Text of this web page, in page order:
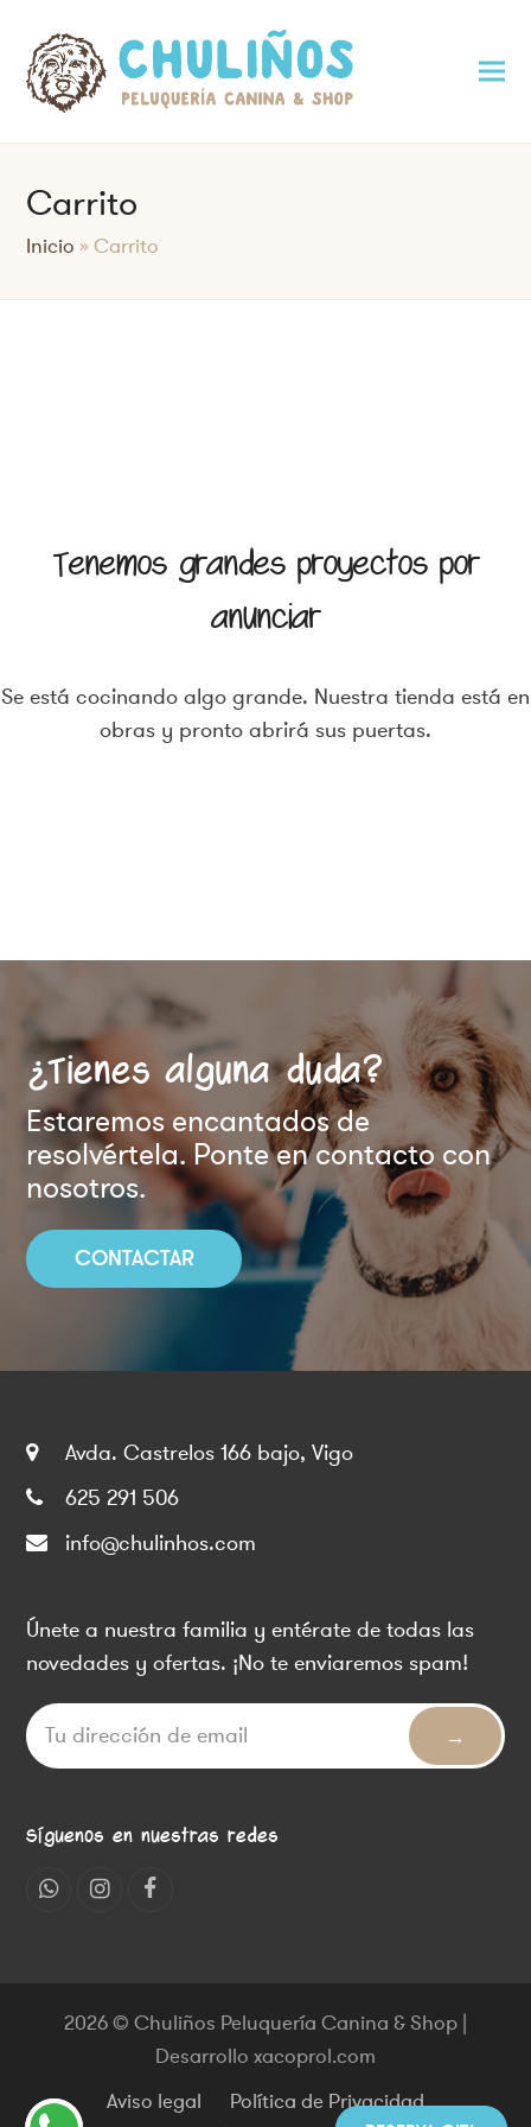
Carrito
Inicio »Carrito
Tenemos grandes proyectos por
anunciar
Se está cocinando algo grande. Nuestra tienda está en
obras y pronto abrirá sus puertas.
¿Tienes alguna duda?
Estaremos encantados de
resolvértela. Ponte en contacto con
nosotros.
CONTACTAR
Avda. Castrelos 166 bajo, Vigo
625 291 506
info@chulinhos.com
Únete a nuestra familia y entérate de todas las
novedades y ofertas. ¡No te enviaremos spam!
Síguenos en nuestras redes
Whatsapp
InstagramFacebook
2026 © Chuliños Peluquería Canina & Shop |
Desarrollo xacoprol.com
Aviso legal
Política de Privacidad